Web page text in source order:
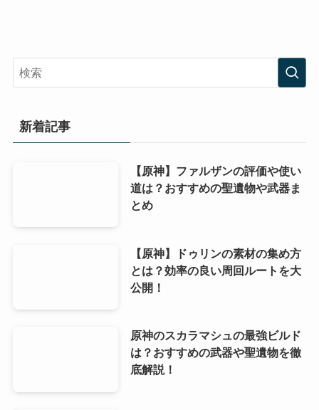
新着記事
【原神】ファルザンの評価や使い
道は？おすすめの聖遺物や武器ま
とめ
【原神】ドゥリンの素材の集め方
とは？効率の良い周回ルートを大
公開！
原神のスカラマシュの最強ビルド
は？おすすめの武器や聖遺物を徹
底解説！